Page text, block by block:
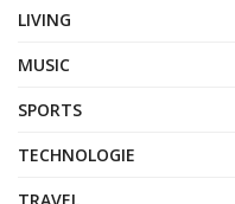
LIVING
MUSIC
SPORTS
TECHNOLOGIE
TRAVEL